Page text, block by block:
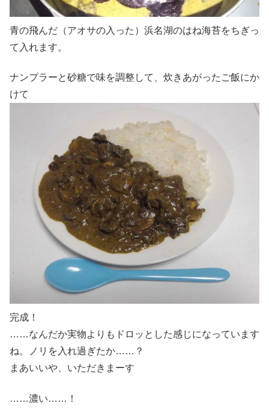
青の飛んだ（アオサの入った）浜名湖のはね海苔をちぎっ
て入れます。
ナンプラーと砂糖で味を調整して、炊きあがったご飯にか
けて
完成！
……なんだか実物よりもドロッとした感じになっています
ね。ノリを入れ過ぎたか……？
まあいいや、いただきまーす
……濃い……！